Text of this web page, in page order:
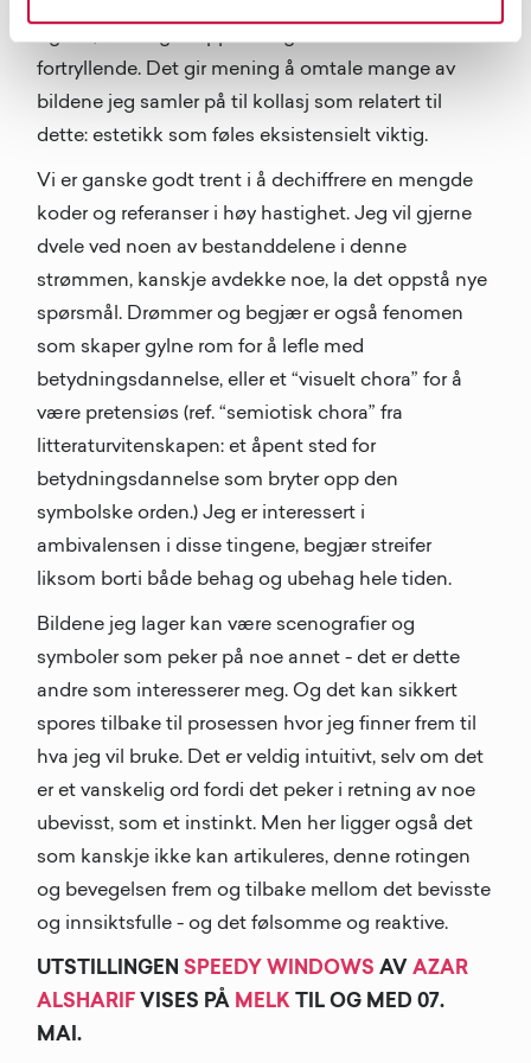
fortryllende. Det gir mening å omtale mange av
bildene jeg samler på til kollasj som relatert til
dette: estetikk som føles eksistensielt viktig.
Vi er ganske godt trent i å dechiffrere en mengde
koder og referanser i høy hastighet. Jeg vil gjerne
dvele ved noen av bestanddelene i denne
strømmen, kanskje avdekke noe, la det oppstå nye
spørsmål. Drømmer og begjær er også fenomen
som skaper gylne rom for å lefle med
betydningsdannelse, eller et “visuelt chora” for å
være pretensiøs (ref. “semiotisk chora” fra
litteraturvitenskapen: et åpent sted for
betydningsdannelse som bryter opp den
symbolske orden.) Jeg er interessert i
ambivalensen i disse tingene, begjær streifer
liksom borti både behag og ubehag hele tiden.
Bildene jeg lager kan være scenografier og
symboler som peker på noe annet - det er dette
andre som interesserer meg. Og det kan sikkert
spores tilbake til prosessen hvor jeg finner frem til
hva jeg vil bruke. Det er veldig intuitivt, selv om det
er et vanskelig ord fordi det peker i retning av noe
ubevisst, som et instinkt. Men her ligger også det
som kanskje ikke kan artikuleres, denne rotingen
og bevegelsen frem og tilbake mellom det bevisste
og innsiktsfulle - og det følsomme og reaktive.
UTSTILLINGENSPEEDY WINDOWS AVAZAR
ALSHARIF VISES PÅ MELK TIL OG MED 07.
MAI.